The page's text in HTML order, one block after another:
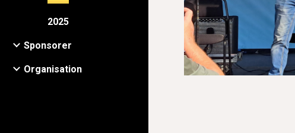
2025
Sponsorer
Organisation